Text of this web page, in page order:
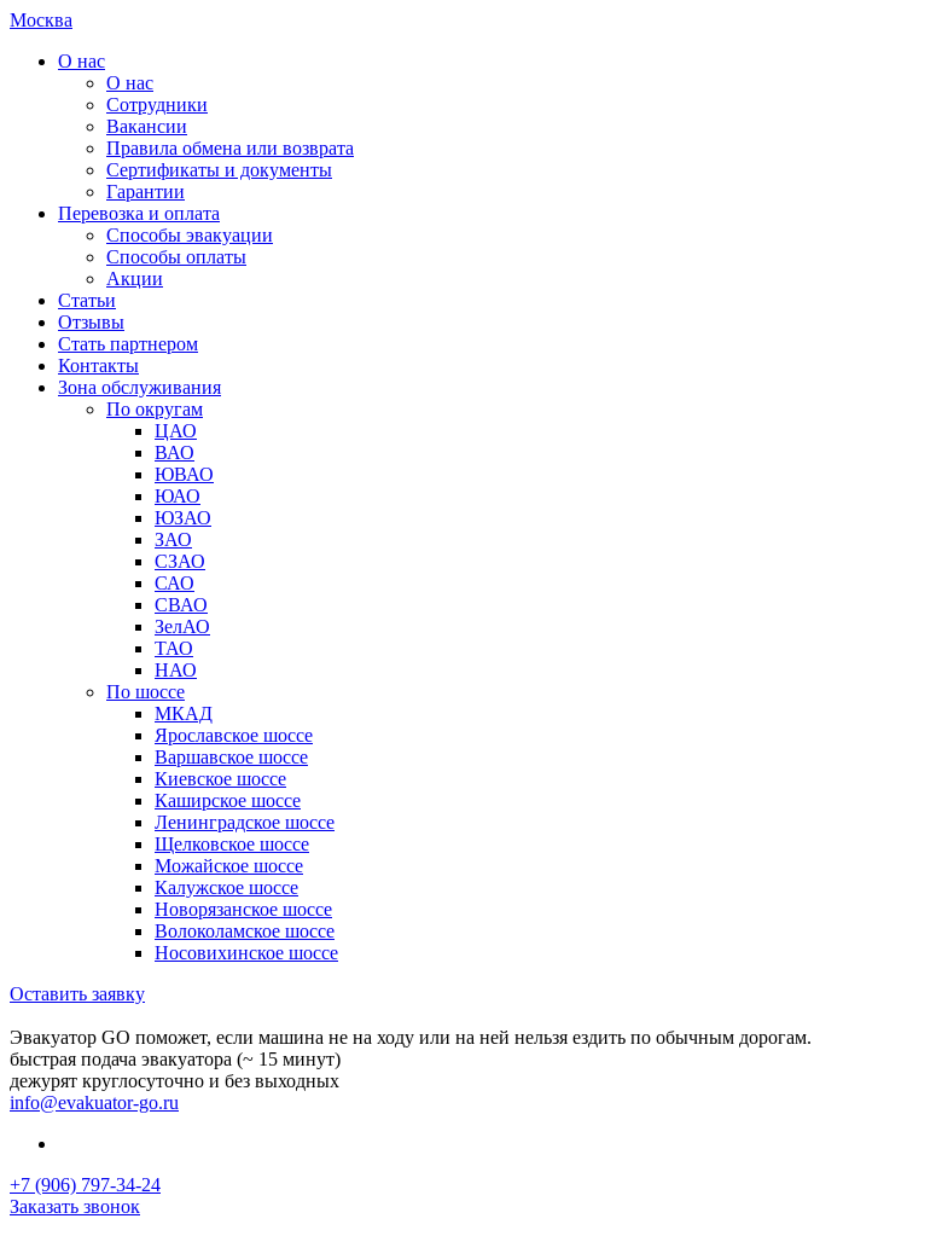
Москва
О нас
О нас
Сотрудники
Вакансии
Правила обмена или возврата
Сертификаты и документы
Гарантии
Перевозка и оплата
Способы эвакуации
Способы оплаты
Акции
Статьи
Отзывы
Стать партнером
Контакты
Зона обслуживания
По округам
ЦАО
ВАО
ЮВАО
ЮАО
ЮЗАО
ЗАО
СЗАО
САО
СВАО
ЗелАО
ТАО
НАО
По шоссе
МКАД
Ярославское шоссе
Варшавское шоссе
Киевское шоссе
Каширское шоссе
Ленинградское шоссе
Щелковское шоссе
Можайское шоссе
Калужское шоссе
Новорязанское шоссе
Волоколамское шоссе
Носовихинское шоссе
Оставить заявку
Эвакуатор GO поможет, если машина не на ходу или на ней нельзя ездить по обычным дорогам.
быстрая подача эвакуатора (~ 15 минут)
дежурят круглосуточно и без выходных
info@evakuator-go.ru
+7 (906) 797-34-24
Заказать звонок